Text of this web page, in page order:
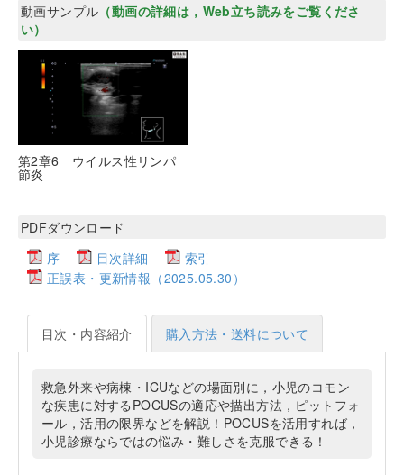
動画サンプル （動画の詳細は，Web立ち読みをご覧くださ
い）
第2章6 ウイルス性リンパ
節炎
PDFダウンロード
序
目次詳細
索引
正誤表・更新情報（2025.05.30）
目次・内容紹介 購入方法・送料について
救急外来や病棟・ICUなどの場面別に，小児のコモン
な疾患に対するPOCUSの適応や描出方法，ピットフォ
ール，活用の限界などを解説！POCUSを活用すれば，
小児診療ならではの悩み・難しさを克服できる！